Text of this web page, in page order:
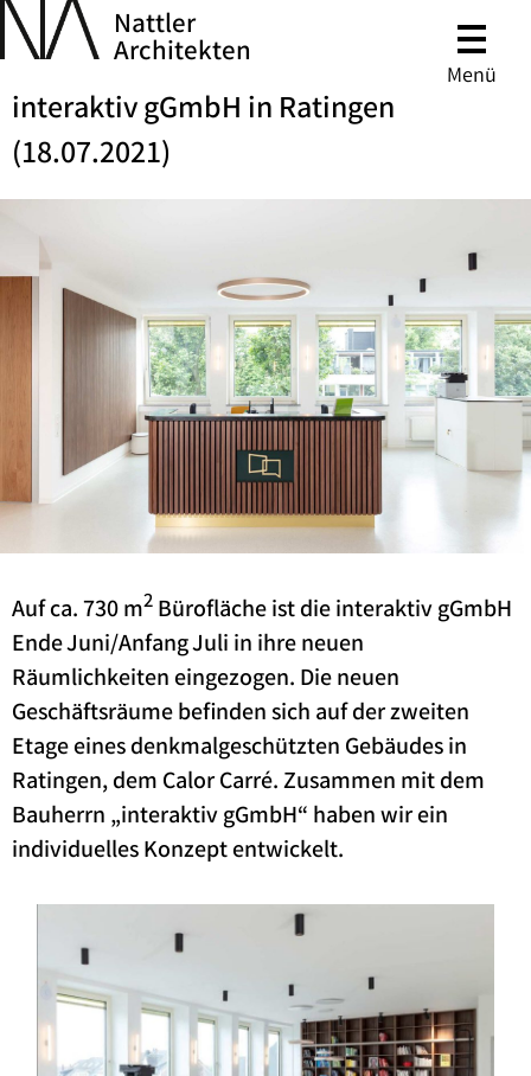
Nattler
Architekten
Menü
interaktiv gGmbH in Ratingen
(18.07.2021)
Auf ca. 730 m2 Bürofläche ist die interaktiv gGmbH
Ende Juni/Anfang Juli in ihre neuen
Räumlichkeiten eingezogen. Die neuen
Geschäftsräume befinden sich auf der zweiten
Etage eines denkmalgeschützten Gebäudes in
Ratingen, dem Calor Carré. Zusammen mit dem
Bauherrn „interaktiv gGmbH“ haben wir ein
individuelles Konzept entwickelt.